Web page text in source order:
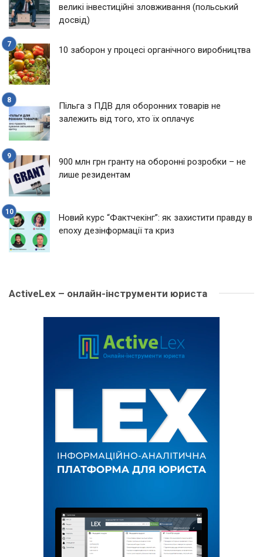
великі інвестиційні зловживання (польський
досвід)
10 заборон у процесі органічного виробництва
Пільга з ПДВ для оборонних товарів не
залежить від того, хто їх оплачує
900 млн грн гранту на оборонні розробки – не
лише резидентам
Новий курс “Фактчекінг”: як захистити правду в
епоху дезінформації та криз
ActiveLex – онлайн-інструменти юриста